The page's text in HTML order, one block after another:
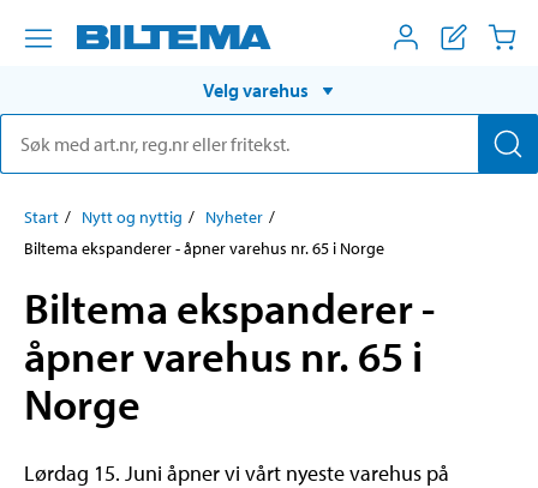
Velg varehus
Start Nytt og nyttig
Nyheter
Biltema ekspanderer - åpner varehus nr. 65 i Norge
Biltema ekspanderer -
åpner varehus nr. 65 i
Norge
Lørdag 15. Juni åpner vi vårt nyeste varehus på